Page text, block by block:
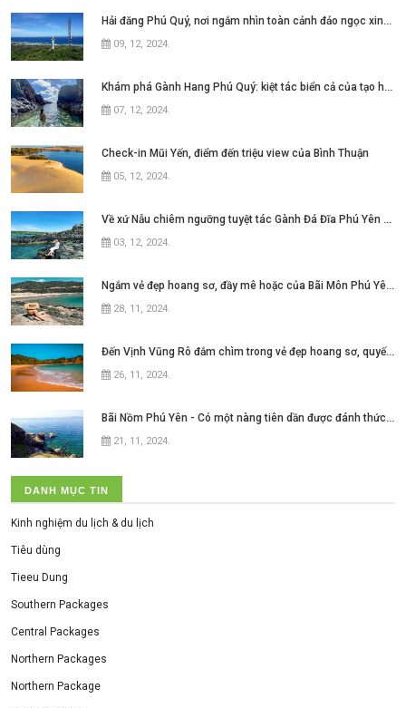
Hải đăng Phú Quý, nơi ngắm nhìn toàn cảnh đảo ngọc xinh đẹp
09, 12, 2024.
Khám phá Gành Hang Phú Quý: kiệt tác biển cả của tạo hóa
07, 12, 2024.
Check-in Mũi Yến, điểm đến triệu view của Bình Thuận
05, 12, 2024.
Về xứ Nẫu chiêm ngưỡng tuyệt tác Gành Đá Đĩa Phú Yên đẹp như mơ ngay thôi nào
03, 12, 2024.
Ngắm vẻ đẹp hoang sơ, đầy mê hoặc của Bãi Môn Phú Yên ở xứ hoa vàng cỏ xanh
28, 11, 2024.
Đến Vịnh Vũng Rô đắm chìm trong vẻ đẹp hoang sơ, quyến rũ của
26, 11, 2024.
Bãi Nồm Phú Yên - Có một nàng tiên dần được đánh thức ở xứ hoa vàng cỏ xanh
21, 11, 2024.
DANH MỤC TIN
Kinh nghiệm du lịch & du lịch
Tiêu dùng
Tieeu Dung
Southern Packages
Central Packages
Northern Packages
Northern Package